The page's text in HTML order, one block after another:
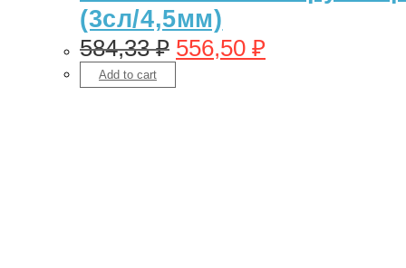
(3сл/4,5мм)
584,33₽ 556,50 ₽
Add to cart